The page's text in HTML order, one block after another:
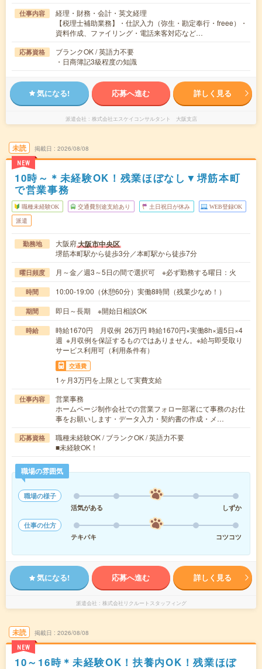
仕事内容
経理・財務・会計・英文経理
【税理士補助業務】・仕訳入力（弥生・勘定奉行・freee）・
資料作成、ファイリング・電話来客対応など…
応募資格
ブランクOK / 英語力不要
・日商簿記3級程度の知識
気になる! 応募へ進む 詳しく見る
派遣会社 株式会社エスケイコンサルタント 大阪支店
未読
NEW
掲載日 2026/08/08
10時～＊未経験OK！残業ほぼなし▼堺筋本町
で営業事務
職種未経験OK 交通費別途支給あり 土日祝日が休み WEB登録OK
派遣
勤務地 大阪府大阪市中央区
堺筋本町駅から徒歩3分／本町駅から徒歩7分
曜日頻度 月～金／週3～5日の間で選択可 ※必ず勤務する曜日：火
時間 10:00-19:00（休憩60分）実働8時間（残業少なめ！）
期間 即日～長期 ※開始日相談OK
時給
時給1670円 月収例 26万円 時給1670円×実働8h×週5日×4
週 ※月収例を保証するものではありません。※給与即受取り
サービス利用可（利用条件有）
交通費
1ヶ月3万円を上限として実費支給
仕事内容
営業事務
ホームページ制作会社での営業フォロー部署にて事務のお仕
事をお願いします・データ入力・契約書の作成・メ…
応募資格
職種未経験OK / ブランクOK / 英語力不要
■未経験OK！
職場の雰囲気
職場の様子
活気がある
しずか
仕事の仕方
テキパキ
コツコツ
気になる! 応募へ進む 詳しく見る
派遣会社 株式会社リクルートスタッフィング
未読
NEW
掲載日 2026/08/08
10～16時＊未経験OK！扶養内OK！残業ほぼ